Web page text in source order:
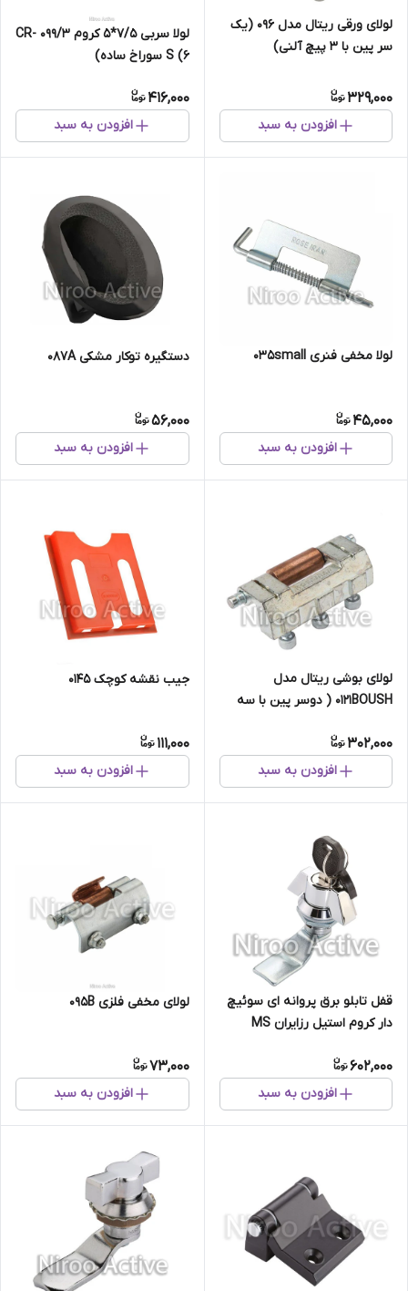
لولای ورقی ریتال مدل ۰۹۶ (یک
سر پین با ۳ پیچ آلنی)
329,000
افزودن به سبد
لولا سربی ۷/۵*۵ کروم ۰۹۹/۳ CR-
S (۶ سوراخ ساده)
416,000
افزودن به سبد
لولا مخفی فنری ۰۳۵small
45,000
افزودن به سبد
دستگیره توکار مشکی ۰۸۷A
56,000
افزودن به سبد
لولای بوشی ریتال مدل
۰۱۲۱BOUSH ( دوسر پین با سه
302,000
افزودن به سبد
جیب نقشه کوچک ۰۱۴۵
111,000
افزودن به سبد
قفل تابلو برق پروانه ای سوئیچ
دار کروم استیل رزایران MS
602,000
افزودن به سبد
لولای مخفی فلزی 095B
73,000
افزودن به سبد